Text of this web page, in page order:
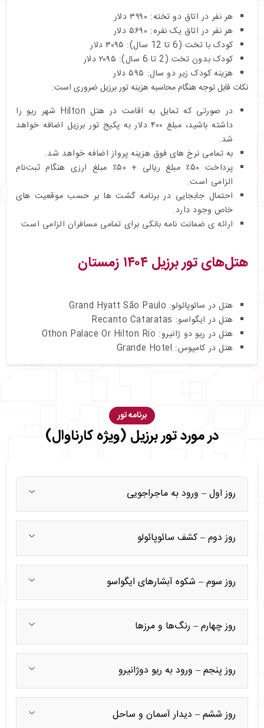
هر نفر در اتاق دو تخته: ۳۹۹۰ دلار
هر نفر در اتاق یک نفره: ۵۶۹۰ دلار
کودک با تخت (6 تا 12 سال): ۳۰۹۵ دلار
کودک بدون تخت (2 تا 6 سال): ۲۰۹۵ دلار
هزینه کودک زیر دو سال: ۵۹۵ دلار
نکات قابل توجه هنگام محاسبه هزینه تور برزیل ضروری است:
در صورتی که تمایل به اقامت در هتل Hilton شهر ریو را
داشته باشید، مبلغ ۴۰۰ دلار به پکیج تور برزیل اضافه خواهد
شد.
به تمامی نرخ های فوق هزینه پرواز اضافه خواهد شد.
پرداخت ۵۰٪ مبلغ ریالی + ۵۰٪ مبلغ ارزی هنگام ثبت‌نام
الزامی است.
احتمال جابجایی در برنامه گشت ها بر حسب موقعیت های
خاص وجود دارد.
ارائه ی ضمانت نامه بانکی برای تمامی مسافران الزامی است
هتل‌های تور برزیل ۱۴۰۴ زمستان
هتل در سائوپائولو: Grand Hyatt São Paulo
هتل در ایگواسو: Recanto Cataratas
هتل در ریو دو ژانیرو: Othon Palace Or Hilton Rio
هتل در کامپوس: Grande Hotel
برنامه تور
در مورد تور برزیل (ویژه کارناوال)
روز اول – ورود به ماجراجویی
روز دوم – کشف سائوپائولو
روز سوم – شکوه آبشارهای ایگواسو
روز چهارم – رنگ‌ها و مرزها
روز پنجم – ورود به ریو دوژانیرو
روز ششم – دیدار آسمان و ساحل